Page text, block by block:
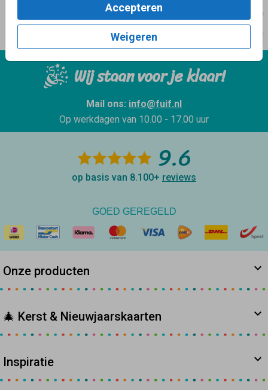
Accepteren
Weigeren
Wij staan voor je klaar!
Mail ons: info@fuif.nl
Op werkdagen van 10.00 - 17.00 uur
9.6
op basis van 8.100+ reviews
GOED GEREGELD
Onze producten
🎄 Kerst & Nieuwjaarskaarten
Inspiratie